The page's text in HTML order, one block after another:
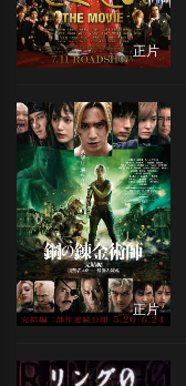
正片
正片